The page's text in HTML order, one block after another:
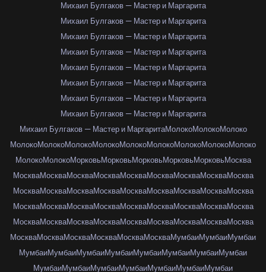
Михаил Булгаков — Мастер и Маргарита
Михаил Булгаков — Мастер и Маргарита
Михаил Булгаков — Мастер и Маргарита
Михаил Булгаков — Мастер и Маргарита
Михаил Булгаков — Мастер и Маргарита
Михаил Булгаков — Мастер и Маргарита
Михаил Булгаков — Мастер и Маргарита
Михаил Булгаков — Мастер и Маргарита
Михаил Булгаков — Мастер и МаргаритаМолокоМолокоМолоко
МолокоМолокоМолокоМолокоМолокоМолокоМолокоМолокоМолоко
МолокоМолокоМорковьМорковьМорковьМорковьМорковьМосква
МоскваМоскваМоскваМоскваМоскваМоскваМоскваМоскваМосква
МоскваМоскваМоскваМоскваМоскваМоскваМоскваМоскваМосква
МоскваМоскваМоскваМоскваМоскваМоскваМоскваМоскваМосква
МоскваМоскваМоскваМоскваМоскваМоскваМоскваМоскваМосква
МоскваМоскваМоскваМоскваМоскваМоскваМумбаиМумбаиМумбаи
МумбаиМумбаиМумбаиМумбаиМумбаиМумбаиМумбаиМумбаи
МумбаиМумбаиМумбаиМумбаиМумбаиМумбаиМумбаи